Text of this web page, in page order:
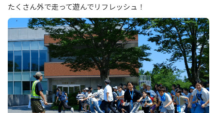
たくさん外で走って遊んでリフレッシュ！